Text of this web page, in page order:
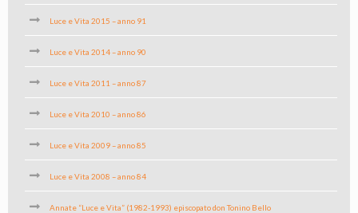
Luce e Vita 2015 – anno 91
Luce e Vita 2014 – anno 90
Luce e Vita 2011 – anno 87
Luce e Vita 2010 – anno 86
Luce e Vita 2009 – anno 85
Luce e Vita 2008 – anno 84
Annate “Luce e Vita” (1982-1993) episcopato don Tonino Bello